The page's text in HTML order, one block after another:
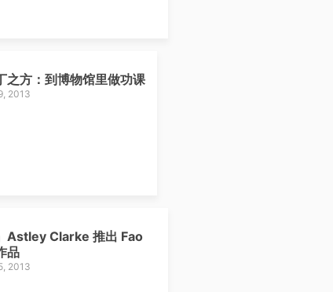
之方：到博物馆里做功课
2013
Astley Clarke 推出 Fao
品
2013